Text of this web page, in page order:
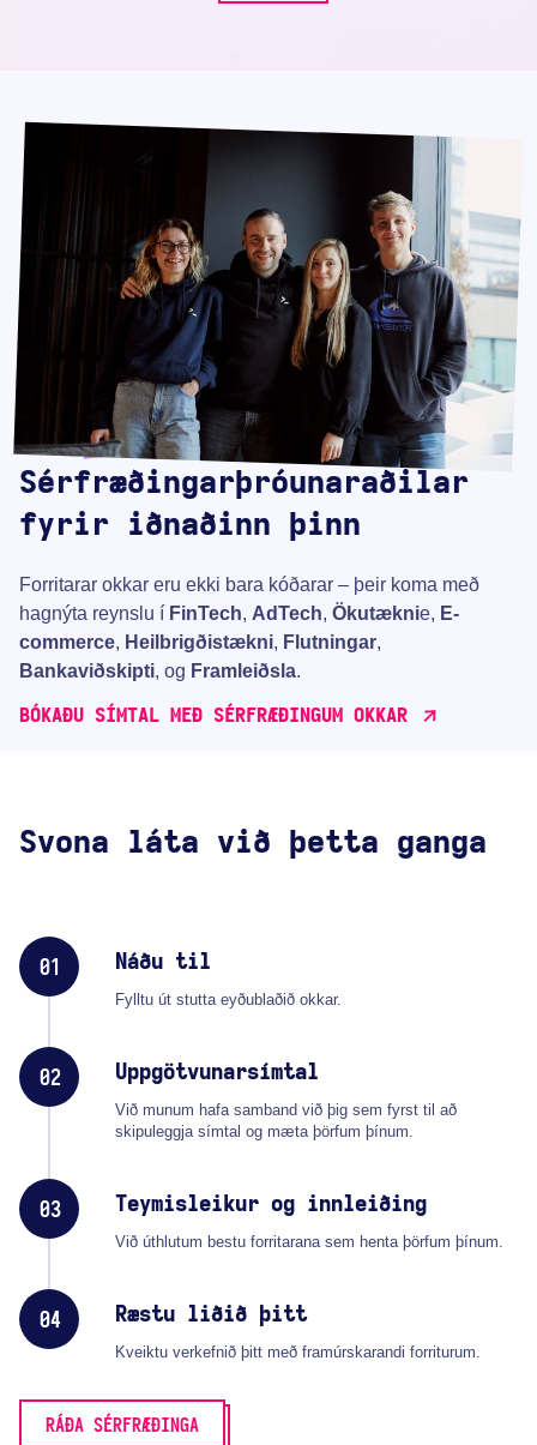
Sérfræðingarþróunaraðilar
fyrir iðnaðinn þinn
Forritarar okkar eru ekki bara kóðarar – þeir koma með
hagnýta reynslu í FinTech, AdTech, Ökutæknie, E-
commerce, Heilbrigðistækni, Flutningar,
Bankaviðskipti, og Framleiðsla.
BÓKAÐU SÍMTAL MEÐ SÉRFRÆÐINGUM OKKAR
Svona láta við þetta ganga
01 Náðu til
Fylltu út stutta eyðublaðið okkar.
02 Uppgötvunarsímtal
Við munum hafa samband við þig sem fyrst til að
skipuleggja símtal og mæta þörfum þínum.
03 Teymisleikur og innleiðing
Við úthlutum bestu forritarana sem henta þörfum þínum.
04 Ræstu liðið þitt
Kveiktu verkefnið þitt með framúrskarandi forriturum.
RÁÐA SÉRFRÆÐINGA